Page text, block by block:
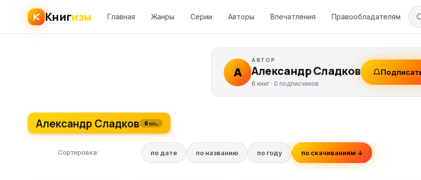
Книгизм Главная Жанры Серии Авторы Впечатления Правообладателям
А
АВТОР
Александр Сладков
6 книг · 0 подписчиков
Александр Сладков 6 кн.
Сортировка: по дате по названию по году по скачиваниям ↓